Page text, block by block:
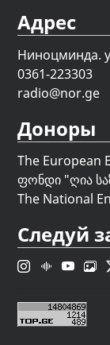
Адрес
Ниноцминда.
0361-223303
radio@nor.ge
Доноры
The European
ფონდი "ღია
The National
Следуй